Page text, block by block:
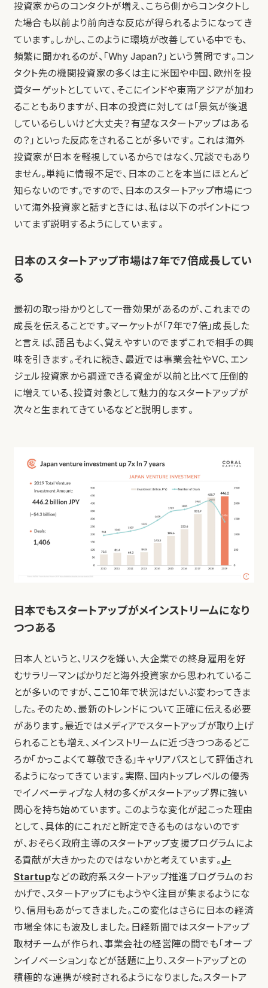
投資家からのコンタクトが増え、こちら側からコンタクトし
た場合も以前より前向きな反応が得られるようになってき
ています。しかし、このように環境が改善している中でも、
頻繁に聞かれるのが、「Why Japan?」という質問です。コン
タクト先の機関投資家の多くは主に米国や中国、欧州を投
資ターゲットとしていて、そこにインドや東南アジアが加わ
ることもありますが、日本の投資に対しては「景気が後退
しているらしいけど大丈夫？有望なスタートアップはある
の？」といった反応をされることが多いです。 これは海外
投資家が日本を軽視しているからではなく、冗談でもあり
ません。単純に情報不足で、日本のことを本当にほとんど
知らないのです。ですので、日本のスタートアップ市場につ
いて海外投資家と話すときには、私は以下のポイントにつ
いてまず説明するようにしています。
日本のスタートアップ市場は7年で7倍成長してい
る
最初の取っ掛かりとして一番効果があるのが、これまでの
成長を伝えることです。マーケットが「7年で7倍」成長した
と言えば、語呂もよく、覚えやすいのでまずこれで相手の興
味を引きます。それに続き、最近では事業会社やVC、エン
ジェル投資家から調達できる資金が以前と比べて圧倒的
に増えている、投資対象として魅力的なスタートアップが
次々と生まれてきているなどと説明します。
日本でもスタートアップがメインストリームになり
つつある
日本人というと、リスクを嫌い、大企業での終身雇用を好
むサラリーマンばかりだと海外投資家から思われているこ
とが多いのですが、ここ10年で状況はだいぶ変わってきま
した。そのため、最新のトレンドについて正確に伝える必要
があります。最近ではメディアでスタートアップが取り上げ
られることも増え、メインストリームに近づきつつあるどこ
ろか「かっこよくて尊敬できる」キャリアパスとして評価され
るようになってきています。実際、国内トップレベルの優秀
でイノベーティブな人材の多くがスタートアップ界に強い
関心を持ち始めています。 このような変化が起こった理由
として、具体的にこれだと断定できるものはないのです
が、おそらく政府主導のスタートアップ支援プログラムによ
る貢献が大きかったのではないかと考えています。J-
Startupなどの政府系スタートアップ推進プログラムのお
かげで、スタートアップにもようやく注目が集まるようにな
り、信用もあがってきました。この変化はさらに日本の経済
市場全体にも波及しました。日経新聞ではスタートアップ
取材チームが作られ、事業会社の経営陣の間でも「オープ
ンイノベーション」などが話題に上り、スタートアップとの
積極的な連携が検討されるようになりました。スタートア